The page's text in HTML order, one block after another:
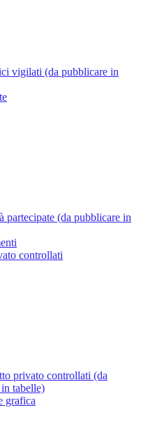
vigilati (da pubblicare in
partecipate (da pubblicare in
controllati
privato controllati (da
tabelle)
grafica